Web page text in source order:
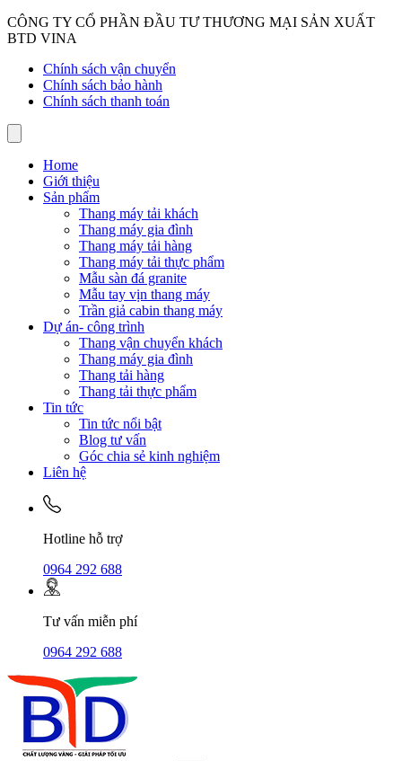
CÔNG TY CỔ PHẦN ĐẦU TƯ THƯƠNG MẠI SẢN XUẤT
BTD VINA
Chính sách vận chuyển
Chính sách bảo hành
Chính sách thanh toán
Home
Giới thiệu
Sản phẩm
Thang máy tải khách
Thang máy gia đình
Thang máy tải hàng
Thang máy tải thực phẩm
Mẫu sàn đá granite
Mẫu tay vịn thang máy
Trần giả cabin thang máy
Dự án- công trình
Thang vận chuyển khách
Thang máy gia đình
Thang tải hàng
Thang tải thực phẩm
Tin tức
Tin tức nổi bật
Blog tư vấn
Góc chia sẻ kinh nghiệm
Liên hệ
Hotline hỗ trợ
0964 292 688
Tư vấn miễn phí
0964 292 688